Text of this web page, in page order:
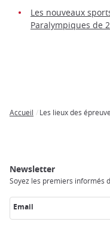
Les nouveaux
Paralympiques de
Accueil Les lieux des
Newsletter
Soyez les premiers informés
Email